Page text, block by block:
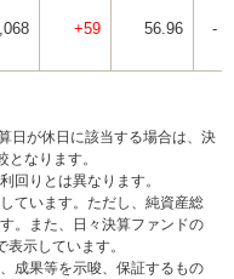
+59 56.96 -
日が休日に該当する場合は、決
なります。
回りとは異なります。
ています。ただし、純資産総
。また、日々決算ファンドの
示しています。
成果等を示唆、保証するもの